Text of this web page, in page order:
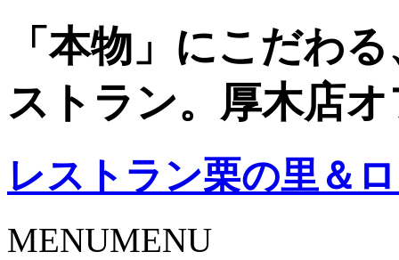
「本物」にこだわ
ストラン。厚木店
レストラン栗の里＆
MENUMENU